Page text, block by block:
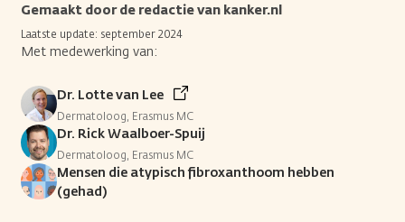
Gemaakt door de redactie van kanker.nl
Laatste update: september 2024
Met medewerking van:
Dr. Lotte van Lee
Dermatoloog, Erasmus MC
Dr. Rick Waalboer-Spuij
Dermatoloog, Erasmus MC
Mensen die atypisch fibroxanthoom hebben
(gehad)